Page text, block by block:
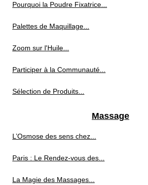
Pourquoi la Poudre Fixatrice...
Palettes de Maquillage...
Zoom sur l'Huile...
Participer à la Communauté...
Sélection de Produits...
Massage
L’Osmose des sens chez...
Paris : Le Rendez-vous des...
La Magie des Massages...